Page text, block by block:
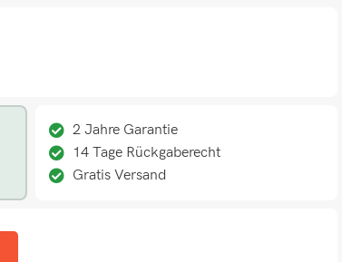
2 Jahre Garantie
14 Tage Rückgaberecht
Gratis Versand